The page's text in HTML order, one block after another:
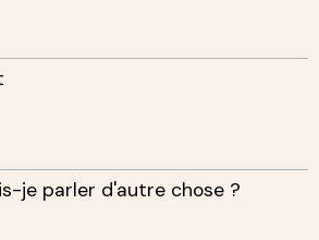
je parler d'autre chose ?